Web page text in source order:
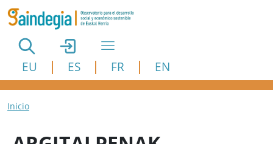
Pasar al contenido principal
EU ES FR EN
Ruta de navegación
Inicio